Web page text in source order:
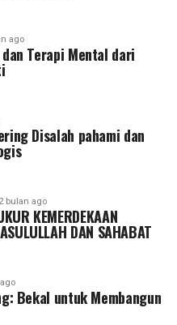
ago
Terapi Mental dari
Disalah pahami dan
bulan ago
KEMERDEKAAN
DAN SAHABAT
Bekal untuk Membangun